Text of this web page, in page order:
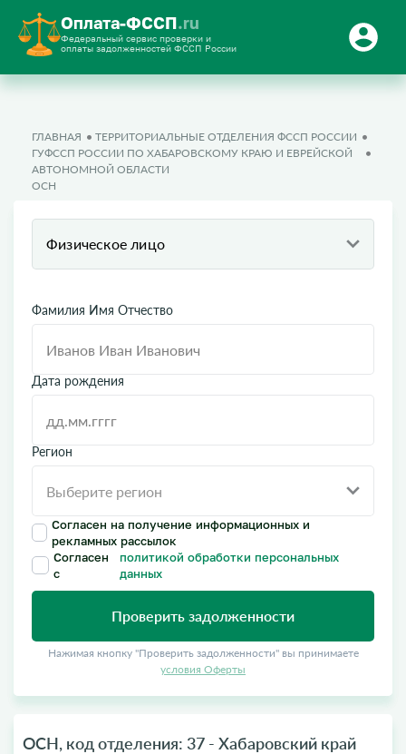
Оплата-ФССП.ru
Федеральный сервис проверки и
оплаты задолженностей ФССП России
ГЛАВНАЯ
ТЕРРИТОРИАЛЬНЫЕ ОТДЕЛЕНИЯ ФССП РОССИИ
ГУФССП РОССИИ ПО ХАБАРОВСКОМУ КРАЮ И ЕВРЕЙСКОЙ
АВТОНОМНОЙ ОБЛАСТИ
ОСН
Физическое лицо
Фамилия Имя Отчество
Дата рождения
Регион
Согласен на получение информационных и
рекламных рассылок
Согласен
с
политикой обработки персональных
данных
Проверить задолженности
Нажимая кнопку "Проверить задолженности" вы принимаете
условия Оферты
ОСН, код отделения: 37 - Хабаровский край